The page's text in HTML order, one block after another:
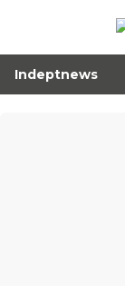
Indeptnews